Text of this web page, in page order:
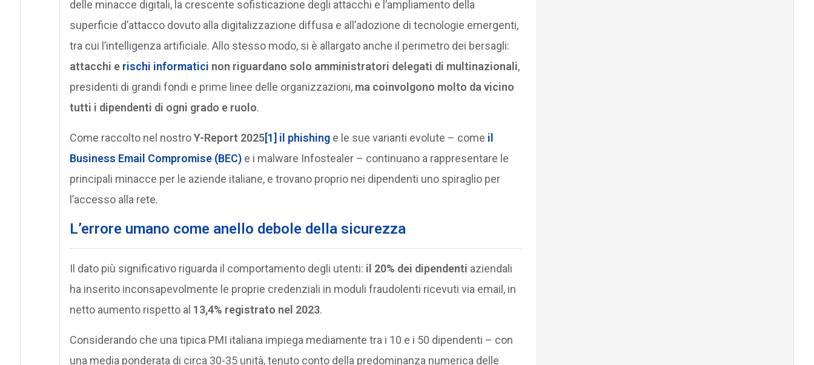
delle minacce digitali, la crescente sofisticazione degli attacchi e l’ampliamento della
superficie d’attacco dovuto alla digitalizzazione diffusa e all’adozione di tecnologie emergenti,
tra cui l’intelligenza artificiale. Allo stesso modo, si è allargato anche il perimetro dei bersagli:
attacchi e rischi informatici non riguardano solo amministratori delegati di multinazionali,
presidenti di grandi fondi e prime linee delle organizzazioni, ma coinvolgono molto da vicino
tutti i dipendenti di ogni grado e ruolo.
Come raccolto nel nostroY-Report 2025[1] il phishing e le sue varianti evolute – come il
Business Email Compromise(BEC) e i malware Infostealer – continuano a rappresentare le
principali minacce per le aziende italiane, e trovano proprio nei dipendenti uno spiraglio per
l’accesso alla rete.
L’errore umano come anello debole della sicurezza
Il dato più significativo riguarda il comportamento degli utenti: il 20% dei dipendenti aziendali
ha inserito inconsapevolmente le proprie credenziali in moduli fraudolenti ricevuti via email, in
netto aumento rispetto al 13,4% registrato nel 2023.
Considerando che una tipica PMI italiana impiega mediamente tra i 10 e i 50 dipendenti – con
una media ponderata di circa 30-35 unità, tenuto conto della predominanza numerica delle